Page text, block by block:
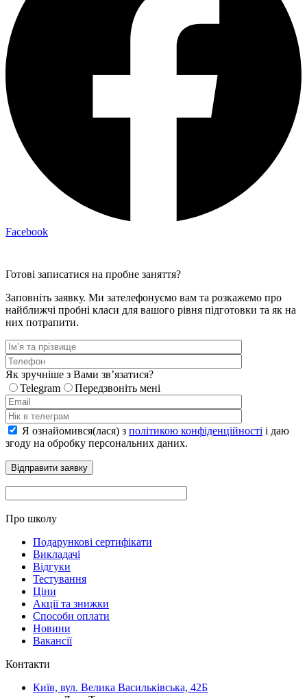
Facebook
Готові записатися на пробне заняття?
Заповніть заявку. Ми зателефонуємо вам та розкажемо про
найближчі пробні класи для вашого рівня підготовки та як на
них потрапити.
Як зручніше з Вами звʼязатися?
Telegram
Передзвоніть мені
Я ознайомився(лася) з політикою конфіденційності і даю
згоду на обробку персональних даних.
Про школу
Подарункові сертифікати
Викладачі
Відгуки
Тестування
Ціни
Акції та знижки
Способи оплати
Новини
Вакансії
Контакти
Київ, вул. Велика Васильківська, 42Б